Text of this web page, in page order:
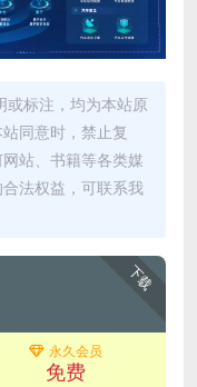
或标注，均为本站原
同意时，禁止复
站、书籍等各类媒
法权益，可联系我
下载
永久会员
免费